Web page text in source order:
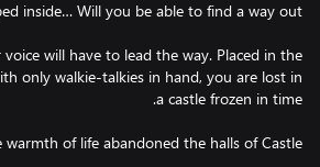
will have to lead the way. Placed in the
only walkie-talkies in hand, you are lost in
warmth of life abandoned the halls of Castle